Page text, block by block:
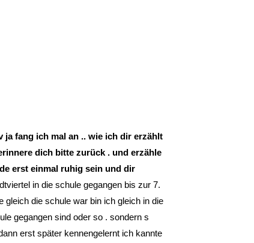
fang ich mal an .. wie ich dir erzählt
dich bitte zurück . und erzähle
erst einmal ruhig sein und dir
in die schule gegangen bis zur 7.
gleich die schule war bin ich gleich in die
gegangen sind oder so . sondern s
erst später kennengelernt ich kannte